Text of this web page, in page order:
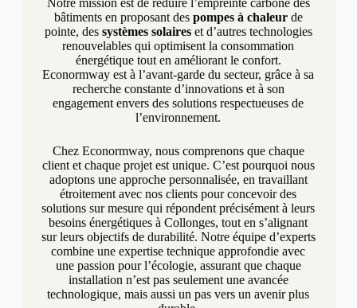
Notre mission est de réduire l’empreinte carbone des
bâtiments en proposant des pompes à chaleurde
pointe, des systèmes solaireset d’autres technologies
renouvelables qui optimisent la consommation
énergétique tout en améliorant le confort.
Econormway est à l’avant-garde du secteur, grâce à sa
recherche constante d’innovations et à son
engagement envers des solutions respectueuses de
l’environnement.
Chez Econormway, nous comprenons que chaque
client et chaque projet est unique. C’est pourquoi nous
adoptons une approche personnalisée, en travaillant
étroitement avec nos clients pour concevoir des
solutions sur mesure qui répondent précisément à leurs
besoins énergétiques à Collonges, tout en s’alignant
sur leurs objectifs de durabilité. Notre équipe d’experts
combine une expertise technique approfondie avec
une passion pour l’écologie, assurant que chaque
installation n’est pas seulement une avancée
technologique, mais aussi un pas vers un avenir plus